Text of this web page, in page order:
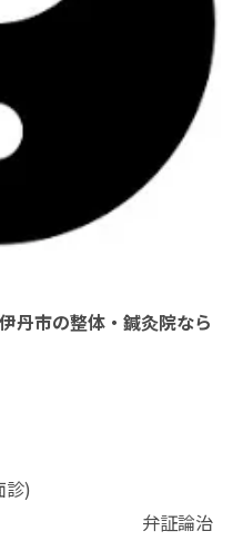
の整体・鍼灸院なら
)
覚 弁証論治